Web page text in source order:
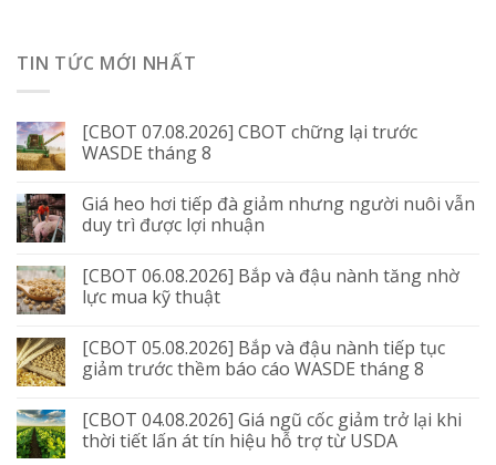
TIN TỨC MỚI NHẤT
[CBOT 07.08.2026] CBOT chững lại trước
WASDE tháng 8
Giá heo hơi tiếp đà giảm nhưng người nuôi vẫn
duy trì được lợi nhuận
[CBOT 06.08.2026] Bắp và đậu nành tăng nhờ
lực mua kỹ thuật
[CBOT 05.08.2026] Bắp và đậu nành tiếp tục
giảm trước thềm báo cáo WASDE tháng 8
[CBOT 04.08.2026] Giá ngũ cốc giảm trở lại khi
thời tiết lấn át tín hiệu hỗ trợ từ USDA